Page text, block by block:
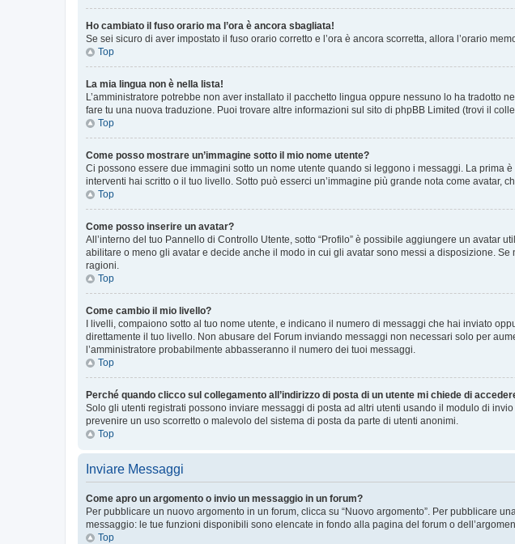
Ho cambiato il fuso orario ma l’ora è ancora sbagliata!
Se sei sicuro di aver impostato il fuso orario corretto e l’ora è ancora scorretta, allora l’orario
Top
La mia lingua non è nella lista!
L’amministratore potrebbe non aver installato il pacchetto lingua oppure nessuno lo ha
fare tu una nuova traduzione. Puoi trovare altre informazioni sul sito di phpBB Limited (trovi il
Top
Come posso mostrare un’immagine sotto il mio nome utente?
Ci possono essere due immagini sotto un nome utente quando si leggono i messaggi. La prima
interventi hai scritto o il tuo livello. Sotto può esserci un’immagine più grande nota come avatar,
Top
Come posso inserire un avatar?
All’interno del tuo Pannello di Controllo Utente, sotto “Profilo” è possibile aggiungere un avatar
abilitare o meno gli avatar e decide anche il modo in cui gli avatar sono messi a disposizione.
ragioni.
Top
Come cambio il mio livello?
I livelli, compaiono sotto al tuo nome utente, e indicano il numero di messaggi che hai inviato
direttamente il tuo livello. Non abusare del Forum inviando messaggi non necessari solo per
l’amministratore probabilmente abbasseranno il numero dei tuoi messaggi.
Top
Perché quando clicco sul collegamento all’indirizzo di posta di un utente mi chiede di
Solo gli utenti registrati possono inviare messaggi di posta ad altri utenti usando il modulo di
prevenire un uso scorretto o malevolo del sistema di posta da parte di utenti anonimi.
Top
Inviare Messaggi
Come apro un argomento o invio un messaggio in un forum?
Per pubblicare un nuovo argomento in un forum, clicca su “Nuovo argomento”. Per pubblicare
messaggio: le tue funzioni disponibili sono elencate in fondo alla pagina del forum o
Top